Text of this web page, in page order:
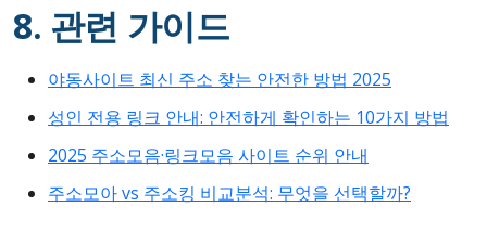
8. 관련 가이드
야동사이트 최신 주소 찾는 안전한 방법 2025
성인 전용 링크 안내: 안전하게 확인하는 10가지 방법
2025 주소모음·링크모음 사이트 순위 안내
주소모아 vs 주소킹 비교분석: 무엇을 선택할까?